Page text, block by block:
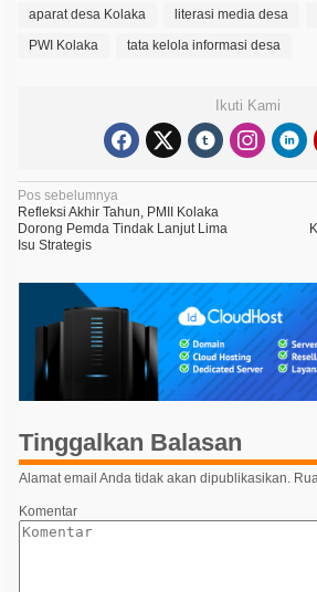
aparat desa Kolaka literasi media desa
PWI Kolaka
tata kelola informasi desa
Ikuti Kami
N
a
v
i
i
p
o
s
Pos sebelumnya
Refleksi Akhir Tahun, PMII Kolaka
Dorong Pemda Tindak Lanjut Lima
Isu Strategis
Tinggalkan Balasan
Alamat email Anda tidak akan dipublikasikan.
Komentar